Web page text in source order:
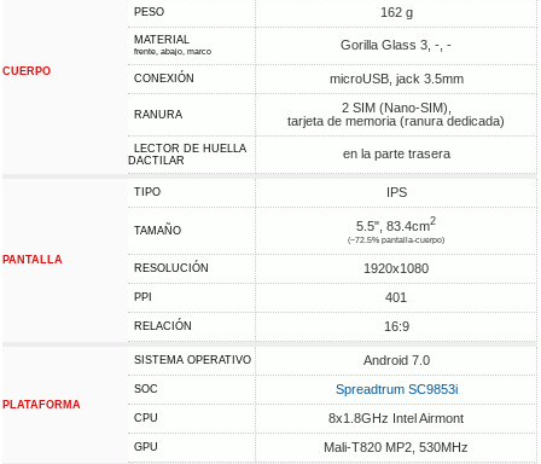
CUERPO
PESO 162 g
MATERIAL
frente, abajo, marco Gorilla Glass 3, -, -
CONEXIÓN microUSB, jack 3.5mm
RANURA
2 SIM (Nano-SIM),
tarjeta de memoria (ranura dedicada)
LECTOR DE HUELLA
DACTILAR
en la parte trasera
PANTALLA
TIPO IPS
TAMAÑO 5.5", 83.4cm2
(~72.5% pantalla-cuerpo)
RESOLUCIÓN 1920x1080
PPI 401
RELACIÓN 16:9
PLATAFORMA
SISTEMA OPERATIVO Android 7.0
SOC Spreadtrum SC9853i
CPU 8x1.8GHz Intel Airmont
GPU Mali-T820 MP2, 530MHz